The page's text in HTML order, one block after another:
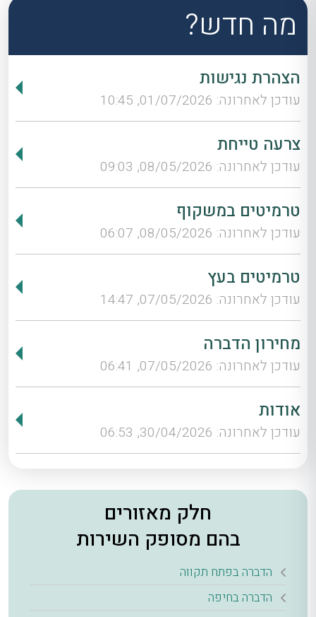
מה חדש?
הצהרת נגישות
עודכן לאחרונה: 01/07/2026, 10:45
צרעה טייחת
עודכן לאחרונה: 08/05/2026, 09:03
טרמיטים במשקוף
עודכן לאחרונה: 08/05/2026, 06:07
טרמיטים בעץ
עודכן לאחרונה: 07/05/2026, 14:47
מחירון הדברה
עודכן לאחרונה: 07/05/2026, 06:41
אודות
עודכן לאחרונה: 30/04/2026, 06:53
חלק מאזורים
בהם מסופק השירות
הדברה בפתח תקווה
הדברה בחיפה